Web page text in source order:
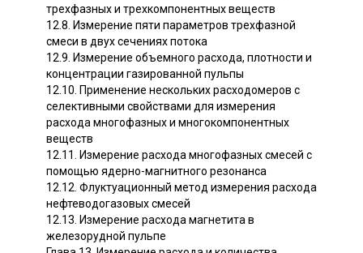
трехфазных и трехкомпонентных веществ
12.8. Измерение пяти параметров трехфазной
смеси в двух сечениях потока
12.9. Измерение объемного расхода, плотности и
концентрации газированной пульпы
12.10. Применение нескольких расходомеров с
селективными свойствами для измерения
расхода многофазных и многокомпонентных
веществ
12.11. Измерение расхода многофазных смесей с
помощью ядерно-магнитного резонанса
12.12. Флуктуационный метод измерения расхода
нефтеводогазовых смесей
12.13. Измерение расхода магнетита в
железорудной пульпе